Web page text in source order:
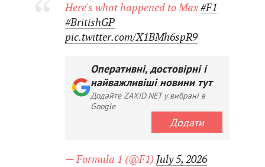
Here's what happened to Max#F1
#BritishGP
pic.twitter.com/X1BMh6spR9
Оперативні, достовірні і
найважливіші новини тут
Додайте ZAXID.NET у вибрані в
Google
Додати
— Formula 1 (@F1) July 5, 2026